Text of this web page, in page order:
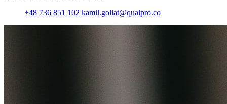
+48 736 851 102 kamil.goliat@qualpro.co